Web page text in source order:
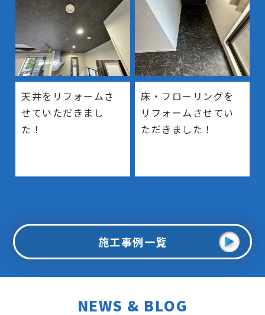
天井をリフォームさ
せていただきまし
た！
床・フローリングを
リフォームさせてい
ただきました！
施工事例一覧
NEWS & BLOG